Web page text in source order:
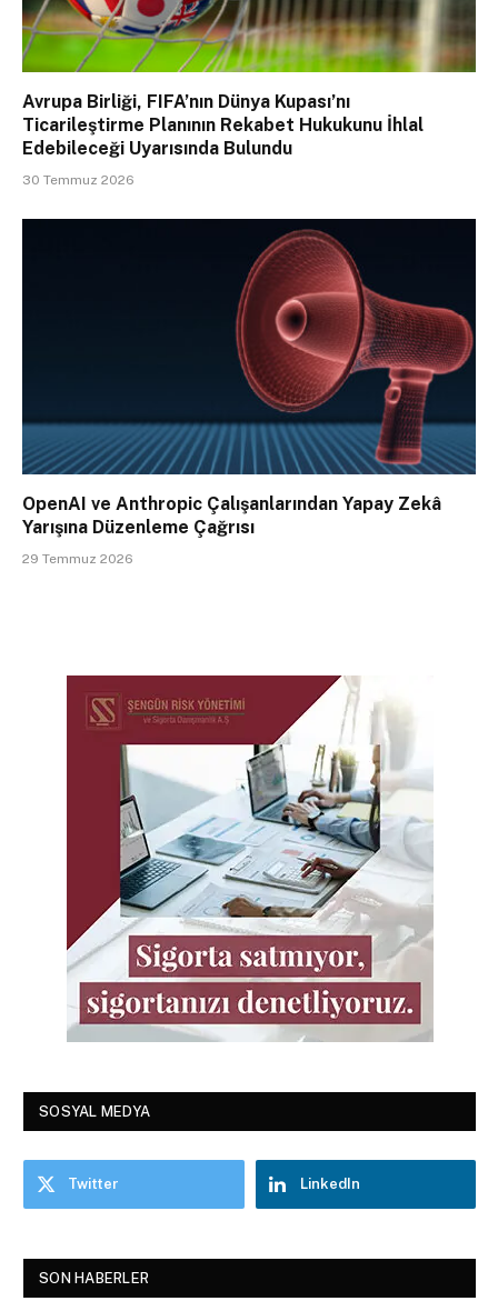
Avrupa Birliği, FIFA’nın Dünya Kupası’nı
Ticarileştirme Planının Rekabet Hukukunu İhlal
Edebileceği Uyarısında Bulundu
30 Temmuz 2026
OpenAI ve Anthropic Çalışanlarından Yapay Zekâ
Yarışına Düzenleme Çağrısı
29 Temmuz 2026
SOSYAL MEDYA
Twitter LinkedIn
SON HABERLER